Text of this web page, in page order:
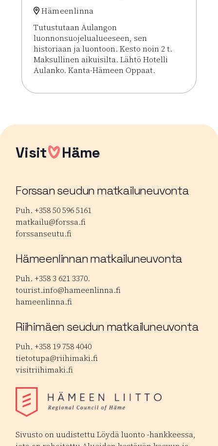
Hämeenlinna
Tutustutaan Aulangon
luonnonsuojelualueeseen, sen
historiaan ja luontoon. Kesto noin 2 t.
Maksullinen aikuisilta. Lähtö Hotelli
Aulanko. Kanta-Hämeen Oppaat.
Lue lisää tapahtumasta Aulangon puistometsän
Visit Häme
Forssan seudun matkailuneuvonta
Puh. +358 50 596 5161
matkailu@forssa.fi
forssanseutu.fi
Hämeenlinnan matkailuneuvonta
Puh. +358 3 621 3370.
tourist.info@hameenlinna.fi
hameenlinna.fi
Riihimäen seudun matkailuneuvonta
Puh. +358 19 758 4040
tietotupa@riihimaki.fi
visitriihimaki.fi
Sivusto on uudistettu Löydä luonto -hankkeessa,